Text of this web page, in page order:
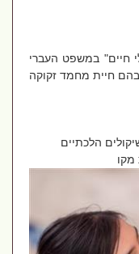
במשפט העברי
חיית מחמד זקוקה
הלכתיים